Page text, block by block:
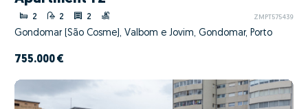
2 2 2 ZMPT575439
Gondomar (São Cosme), Valbom e Jovim, Gondomar, Porto
755.000 €